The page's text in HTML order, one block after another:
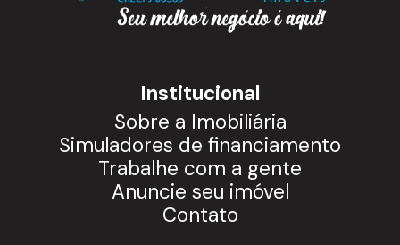
Institucional
Sobre a Imobiliária
Simuladores de financiamento
Trabalhe com a gente
Anuncie seu imóvel
Contato